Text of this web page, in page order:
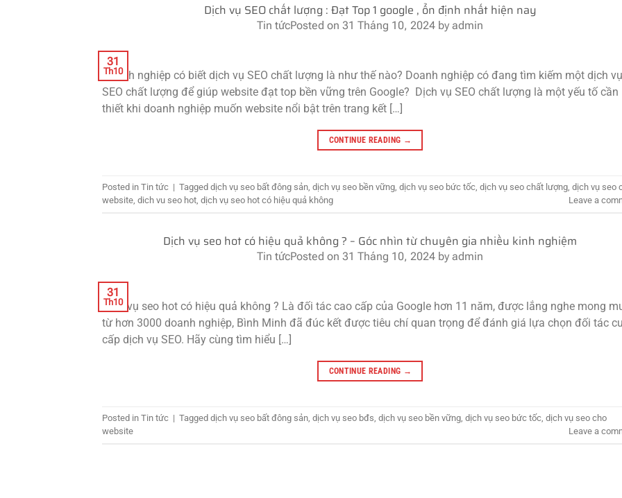
Dịch vụ SEO chất lượng : Đạt Top 1 google , ổn định nhất hiện nay
Tin tứcPosted on31 Tháng 10, 2024 byadmin
31
Th10
Doanh nghiệp có biết dịch vụ SEO chất lượng là như thế nào? Doanh nghiệp có đang tìm kiếm một dịch vụ
SEO chất lượng để giúp website đạt top bền vững trên Google? Dịch vụ SEO chất lượng là một yếu tố cần
thiết khi doanh nghiệp muốn website nổi bật trên trang kết […]
CONTINUE READING →
Posted in Tin tức | Tagged dịch vụ seo bất đông sản dịch vụ seo bền vững dịch vụ seo bức tốc dịch vụ seo chất lượng dịch vụ seo
website dich vu seo hot dịch vụ seo hot có hiệu quả không Leave a
Dịch vụ seo hot có hiệu quả không ? – Góc nhìn từ chuyên gia nhiều kinh nghiệm
Tin tứcPosted on31 Tháng 10, 2024 byadmin
31
Th10
Dịch vụ seo hot có hiệu quả không ? Là đối tác cao cấp của Google hơn 11 năm, được lắng nghe mong
từ hơn 3000 doanh nghiệp, Bình Minh đã đúc kết được tiêu chí quan trọng để đánh giá lựa chọn đối tác
cấp dịch vụ SEO. Hãy cùng tìm hiểu […]
CONTINUE READING →
Posted in Tin tức | Tagged dịch vụ seo bất đông sản dịch vụ seo bđs dịch vụ seo bền vững dịch vụ seo bức tốc dịch vụ seo cho
website
Leave a